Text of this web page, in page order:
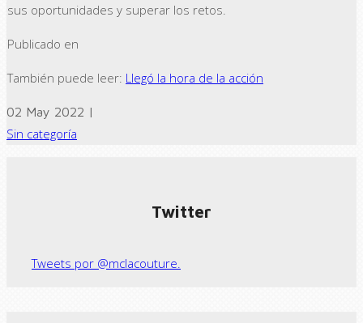
sus oportunidades y superar los retos.
Publicado en
También puede leer: Llegó la hora de la acción
02 May 2022 |
Sin categoría
Twitter
Tweets por @mclacouture.